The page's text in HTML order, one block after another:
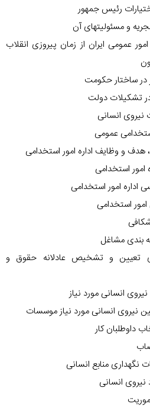
رئیس جمهور
و مسئولیتهای آن
عمومی ایران از زمان پیروزی انقلاب
در ساختار حکومت
تشکیلات دولت
نیروی انسانی
عمومی
و وظایف اداره امور استخدامی
امور استخدامی
اداره امور استخدامی
استخدامی
بندی مشاغل
تعیین و تشخیص عادلانه حقوق و
انسانی مورد نیاز
نیروی انسانی مورد نیاز موسسات
داوطلبان کار
نگهداری منابع انسانی
انسانی